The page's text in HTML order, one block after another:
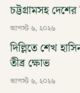
চট্টগ্রামসহ দেশের
আগস্ট ৬, ২০২৬
দিল্লিতে শেখ
তীব্র ক্ষোভ
আগস্ট ৬, ২০২৬